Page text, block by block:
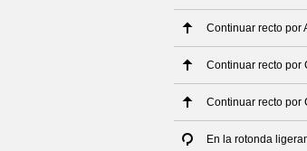
Continuar recto por
Continuar recto por
Continuar recto por
En la rotonda